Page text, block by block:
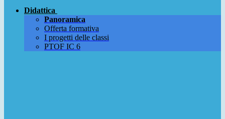
Didattica
Panoramica
Offerta formativa
I progetti delle classi
PTOF IC 6